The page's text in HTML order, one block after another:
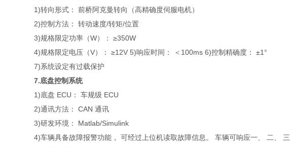
1)转向形式： 前桥阿克曼转向（高精确度伺服电机）
2)控制方法： 转动速度/转矩/位置
3)规格限定功率（W）： ≥350W
4)规格限定电压（V）： ≥12V 5)响应时间： ＜100ms 6)控制精确度： ±1°
7)系统设定有过载保护
7.底盘控制系统
1)底盘 ECU： 车规级 ECU
2)通讯方法： CAN 通讯
3)研发环境： Matlab/Simulink
4)车辆具备故障报警功能， 可经过上位机读取故障信息。 车辆可响应一、 二、